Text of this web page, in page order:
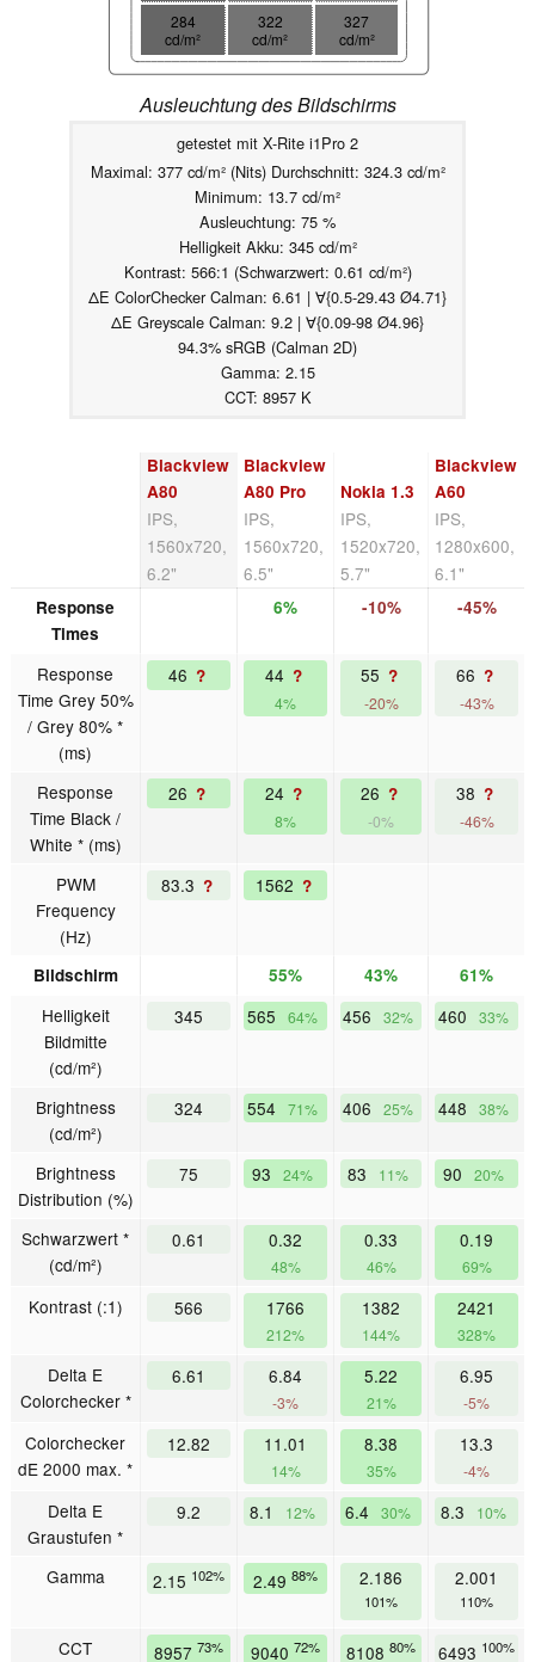
284
cd/m²
322
cd/m²
327
cd/m²
Ausleuchtung des Bildschirms
getestet mit X-Rite i1Pro 2
Maximal: 377 cd/m² (Nits) Durchschnitt: 324.3 cd/m²
Minimum: 13.7 cd/m²
Ausleuchtung: 75 %
Helligkeit Akku: 345 cd/m²
Kontrast: 566:1 (Schwarzwert: 0.61 cd/m²)
ΔE ColorChecker Calman: 6.61 | ∀{0.5-29.43 Ø4.71}
ΔE Greyscale Calman: 9.2 | ∀{0.09-98 Ø4.96}
94.3% sRGB (Calman 2D)
Gamma: 2.15
CCT: 8957 K
Blackview
A80
IPS,
1560x720,
6.2"
Blackview
A80 Pro
IPS,
1560x720,
6.5"
Nokia 1.3
IPS,
1520x720,
5.7"
Blackview
A60
IPS,
1280x600,
6.1"
Response
Times
6% -10% -45%
Response
Time Grey 50%
/ Grey 80% *
(ms)
46 ? 44 ?
4%
55 ?
-20%
66 ?
-43%
Response
Time Black /
White * (ms)
26 ? 24 ?
8%
26 ?
-0%
38 ?
-46%
PWM
Frequency
(Hz)
83.3 ? 1562 ?
Bildschirm 55% 43% 61%
Helligkeit
Bildmitte
(cd/m²)
345 565 64% 456 32% 460 33%
Brightness
(cd/m²)
324 554 71% 406 25% 448 38%
Brightness
Distribution (%)
75 93 24% 83 11% 90 20%
Schwarzwert *
(cd/m²)
0.61 0.32
48%
0.33
46%
0.19
69%
Kontrast (:1) 566 1766
212%
1382
144%
2421
328%
Delta E
Colorchecker *
6.61 6.84
-3%
5.22
21%
6.95
-5%
Colorchecker
dE 2000 max. *
12.82 11.01
14%
8.38
35%
13.3
-4%
Delta E
Graustufen *
9.2 8.1 12% 6.4 30% 8.3 10%
Gamma 2.15 102% 2.49 88% 2.186
101%
2.001
110%
CCT 8957 73% 9040 72% 8108 80% 6493 100%